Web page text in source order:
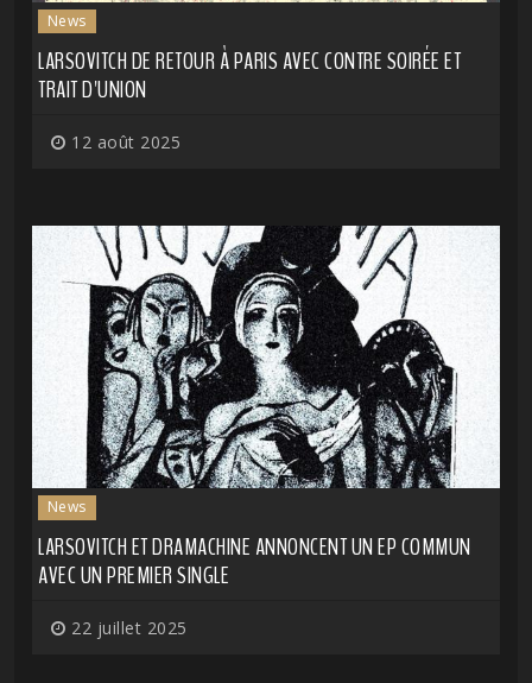
News
LARSOVITCH DE RETOUR À PARIS AVEC CONTRE SOIRÉE ET
TRAIT D'UNION
12 août 2025
News
LARSOVITCH ET DRAMACHINE ANNONCENT UN EP COMMUN
AVEC UN PREMIER SINGLE
22 juillet 2025